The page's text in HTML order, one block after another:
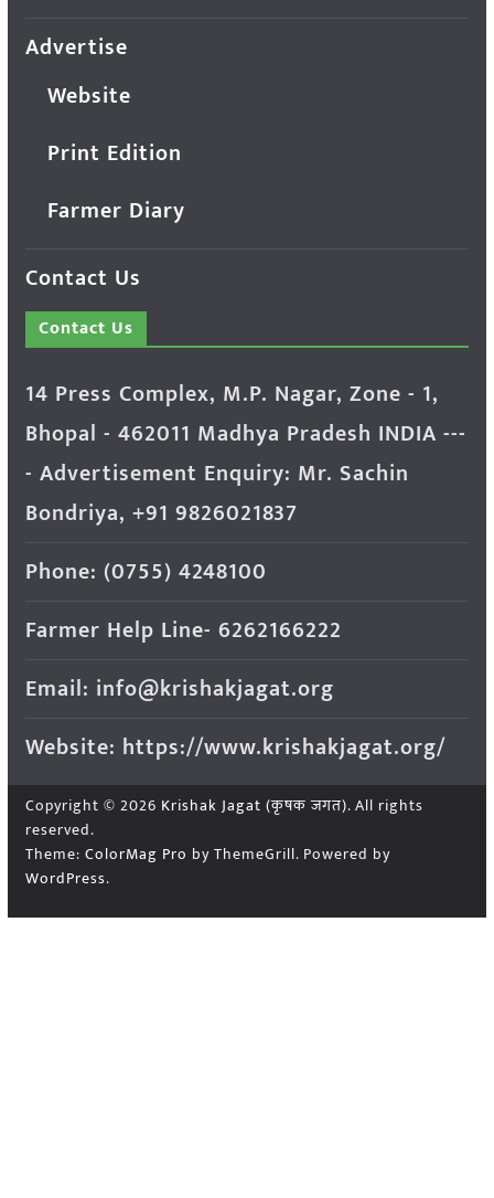
Advertise
Website
Print Edition
Farmer Diary
Contact Us
Contact Us
14 Press Complex, M.P. Nagar, Zone - 1,
Bhopal - 462011 Madhya Pradesh INDIA ---
- Advertisement Enquiry: Mr. Sachin
Bondriya, +91 9826021837
Phone: (0755) 4248100
Farmer Help Line- 6262166222
Email: info@krishakjagat.org
Website: https://www.krishakjagat.org/
Copyright © 2026 Krishak Jagat (कृषक जगत). All rights
reserved.
Theme: ColorMag Pro by ThemeGrill. Powered by
WordPress.